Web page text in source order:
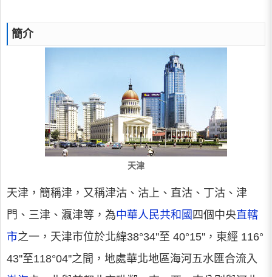
簡介
天津
天津，簡稱津，又稱津沽、沽上、直沽、丁沽、津
門、三津、瀛津等，為中華人民共和國 四個中央直轄
市之一，天津市位於北緯38°34''至 40°15''，東經 116°
43''至118°04''之間，地處華北地區海河五水匯合流入